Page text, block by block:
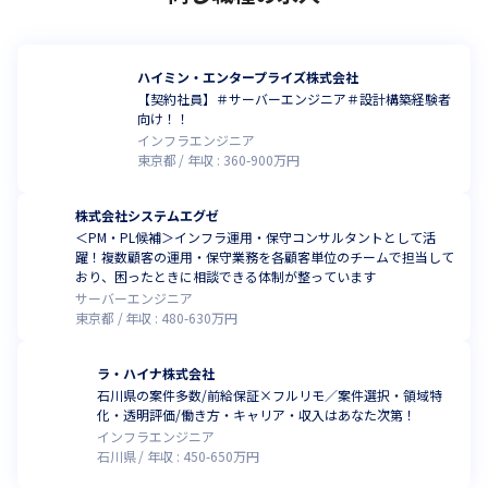
ハイミン・エンタープライズ株式会社
【契約社員】＃サーバーエンジニア＃設計構築経験者
向け！！
インフラエンジニア
東京都
年収 : 360-900万円
株式会社システムエグゼ
＜PM・PL候補＞インフラ運用・保守コンサルタントとして活
躍！複数顧客の運用・保守業務を各顧客単位のチームで担当して
おり、困ったときに相談できる体制が整っています
サーバーエンジニア
東京都
年収 : 480-630万円
ラ・ハイナ株式会社
石川県の案件多数/前給保証×フルリモ／案件選択・領域特
化・透明評価/働き方・キャリア・収入はあなた次第！
インフラエンジニア
石川県
年収 : 450-650万円